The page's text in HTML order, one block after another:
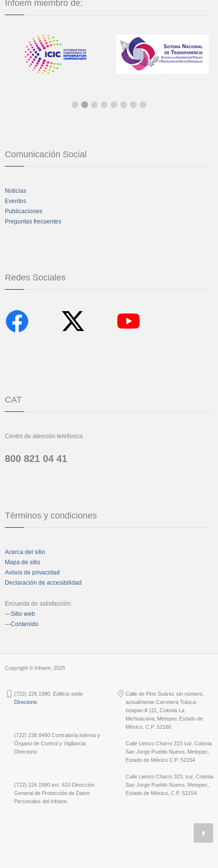
Infoem miembro de:
Comunicación Social
Noticias
Eventos
Publicaciones
Preguntas frecuentes
Redes Sociales
CAT
Centro de atención telefónica
800 821 04 41
Términos y condiciones
Acerca del sitio
Mapa de sitio
Avisos de privacidad
Declaración de accesibilidad
Encuesta de satisfacción:
---Sitio web
---Contenido
Copyright © Infoem, 2025
(722) 226 1980. Edificio sede
Directorio
(722) 238 8490 Contraloría Interna y
Órgano de Control y Vigilancia
Directorio
(722) 226 1980 ext. 610 Dirección
General de Protección de Datos
Personales del Infoem
Calle de Pino Suárez sin número,
actualmente Carretera Toluca-
Ixtapan # 111, Colonia La
Michoacana; Metepec Estado de
México, C.P. 52166
Calle Lienzo Charro 223 sur, Colonia
San Jorge Pueblo Nuevo, Metepec,
Estado de México C.P. 52154
Calle Lienzo Charro 323, sur, Colonia
San Jorge Pueblo Nuevo, Metepec,
Estado de México, C.P. 52154.